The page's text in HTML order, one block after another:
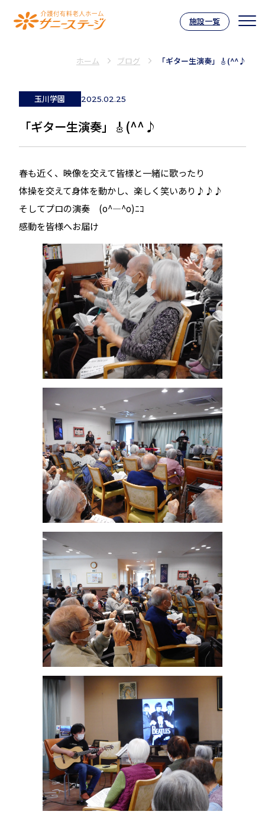
介護付有料老人ホーム サニーステー
施設一覧
ホーム ブログ 「ギター生演奏」🎸(^^♪
玉川学園 2025.02.25
「ギター生演奏」🎸(^^♪
春も近く、映像を交えて皆様と一緒に歌ったり
体操を交えて身体を動かし、楽しく笑いあり♪♪♪
そしてプロの演奏 (o^―^o)ﾆｺ
感動を皆様へお届け